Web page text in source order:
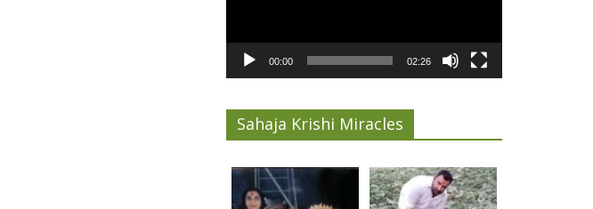
00:00 02:26
Sahaja Krishi Miracles